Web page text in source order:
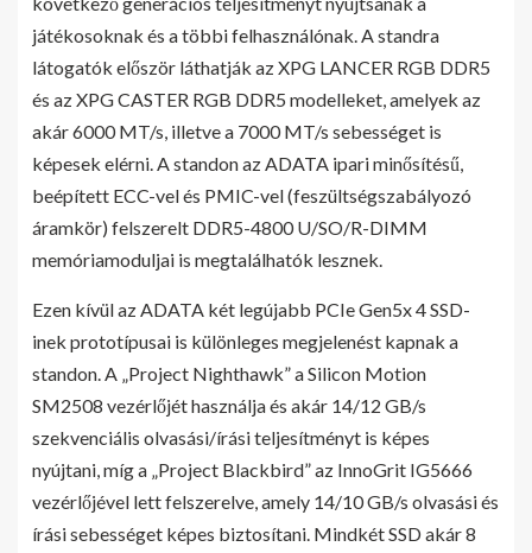
játékosoknak és a többi felhasználónak. A standra
látogatók először láthatják az XPG LANCER RGB DDR5
és az XPG CASTER RGB DDR5 modelleket, amelyek az
akár 6000 MT/s, illetve a 7000 MT/s sebességet is
képesek elérni. A standon az ADATA ipari minősítésű,
beépített ECC-vel és PMIC-vel (feszültségszabályozó
áramkör) felszerelt DDR5-4800 U/SO/R-DIMM
memóriamoduljai is megtalálhatók lesznek.
Ezen kívül az ADATA két legújabb PCIe Gen5x 4 SSD-
inek prototípusai is különleges megjelenést kapnak a
standon. A „Project Nighthawk” a Silicon Motion
SM2508 vezérlőjét használja és akár 14/12 GB/s
szekvenciális olvasási/írási teljesítményt is képes
nyújtani, míg a „Project Blackbird” az InnoGrit IG5666
vezérlőjével lett felszerelve, amely 14/10 GB/s olvasási és
írási sebességet képes biztosítani. Mindkét SSD akár 8